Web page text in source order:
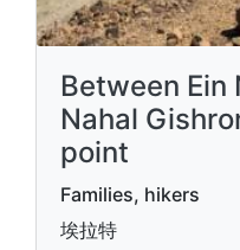
Between
Nahal
point
Families, hikers
埃拉特